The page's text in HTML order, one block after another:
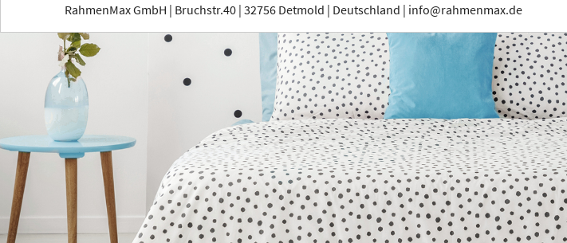
RahmenMax GmbH | Bruchstr.40 | 32756 Detmold | Deutschland | info@rahmenmax.de